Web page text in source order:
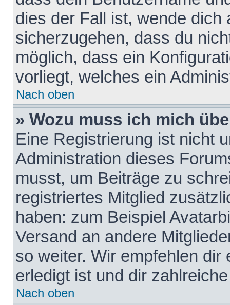
dies der Fall ist, wende dich
sicherzugehen, dass du
möglich, dass ein
vorliegt, welches ein
Nach oben
» Wozu muss ich mich
Eine Registrierung ist nicht
Administration dieses
musst, um Beiträge zu
registriertes Mitglied
haben: zum Beispiel
Versand an andere
so weiter. Wir empfehlen
erledigt ist und dir
Nach oben